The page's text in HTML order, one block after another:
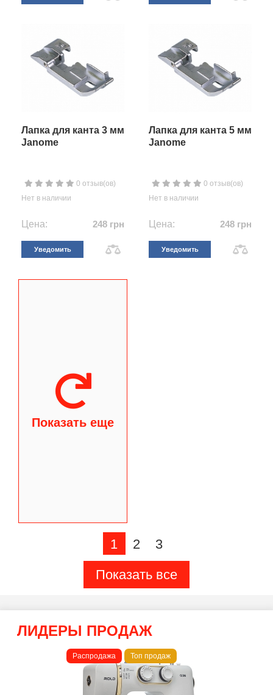
Лапка для канта 3 мм
Janome
0 отзыв(ов)
Нет в наличии
Цена: 248 грн
Уведомить
Лапка для канта 5 мм
Janome
0 отзыв(ов)
Нет в наличии
Цена: 248 грн
Уведомить
Показать еще
1 2
3
Показать все
ЛИДЕРЫ ПРОДАЖ
Распродажа Топ продаж